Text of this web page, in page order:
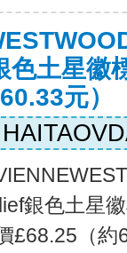
土星徽
元）
銀色土星
£68.25（約